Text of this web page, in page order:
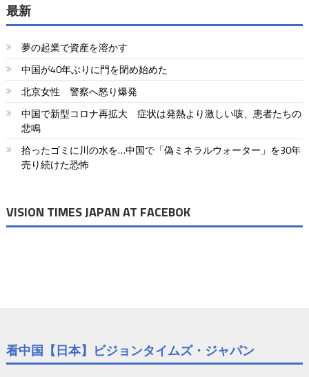
ナ
ビ
ゲ
ー
シ
ョ
ン
最新
夢の起業で資産を溶かす
中国が40年ぶりに門を閉め始めた
北京女性 警察へ怒り爆発
中国で新型コロナ再拡大 症状は発熱より激しい咳、患者たちの
悲鳴
拾ったゴミに川の水を…中国で「偽ミネラルウォーター」を30年
売り続けた恐怖
VISION TIMES JAPAN AT FACEBOK
看中国【日本】ビジョンタイムズ・ジャパン